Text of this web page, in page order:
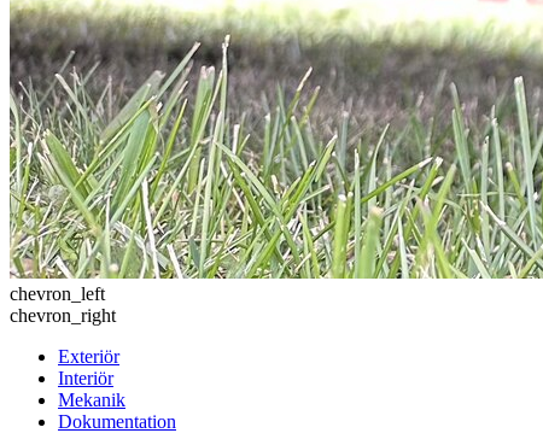
chevron_left
chevron_right
Exteriör
Interiör
Mekanik
Dokumentation